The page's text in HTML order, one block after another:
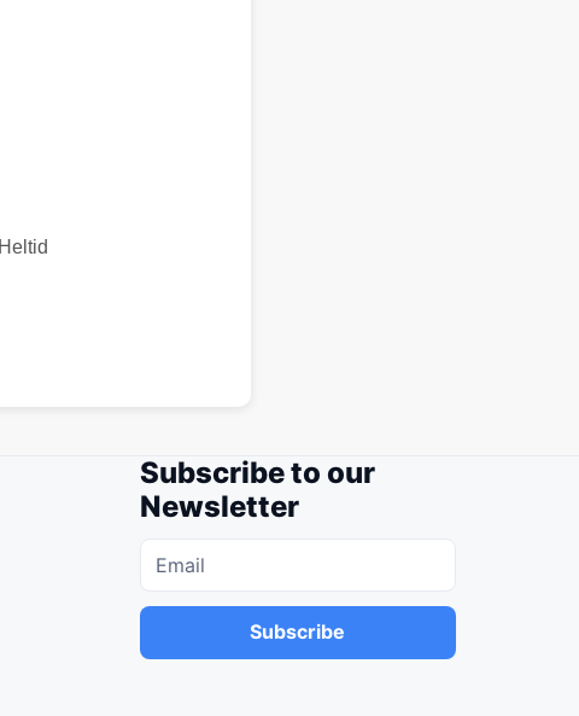
Heltid
Subscribe to our
Newsletter
Subscribe